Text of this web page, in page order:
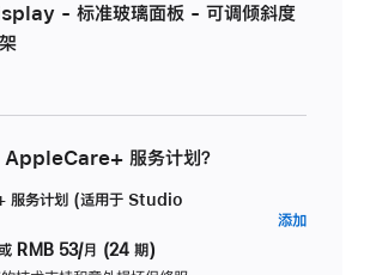
- 标准玻璃面板 - 可调倾斜度
AppleCare+ 服务计划？
务计划 (适用于 Studio
RMB 53/月 (24 期)
添加